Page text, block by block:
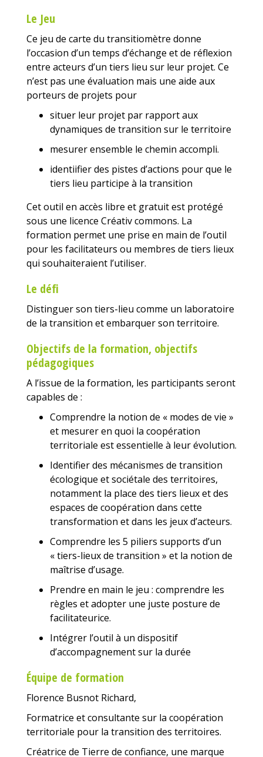
Le Jeu
Ce jeu de carte du transitiomètre donne
l’occasion d’un temps d’échange et de réflexion
entre acteurs d’un tiers lieu sur leur projet. Ce
n’est pas une évaluation mais une aide aux
porteurs de projets pour
situer leur projet par rapport aux
dynamiques de transition sur le territoire
mesurer ensemble le chemin accompli.
identiifier des pistes d’actions pour que le
tiers lieu participe à la transition
Cet outil en accès libre et gratuit est protégé
sous une licence Créativ commons. La
formation permet une prise en main de l’outil
pour les facilitateurs ou membres de tiers lieux
qui souhaiteraient l’utiliser.
Le défi
Distinguerson tiers-lieu comme un laboratoire
de la transition et embarquerson territoire.
Objectifs de la formation, objectifs
pédagogiques
A l’issue de la formation, les participants seront
capables de :
Comprendre la notion de « modes de vie »
et mesurer en quoi la coopération
territoriale est essentielle à leur évolution.
Identifier des mécanismes de transition
écologique et sociétale des territoires,
notamment la place des tiers lieux et des
espaces de coopération dans cette
transformation et dans les jeux d’acteurs.
Comprendre les 5 piliers supports d’un
« tiers-lieux de transition » et la notion de
maîtrise d’usage.
Prendre en main le jeu : comprendre les
règles et adopter une juste posture de
facilitateurice.
Intégrer l’outil à un dispositif
d’accompagnement sur la durée
Équipe de formation
Florence Busnot Richard,
Formatrice et consultante sur la coopération
territoriale pour la transition des territoires.
Créatrice de Tierre de confiance, une marque